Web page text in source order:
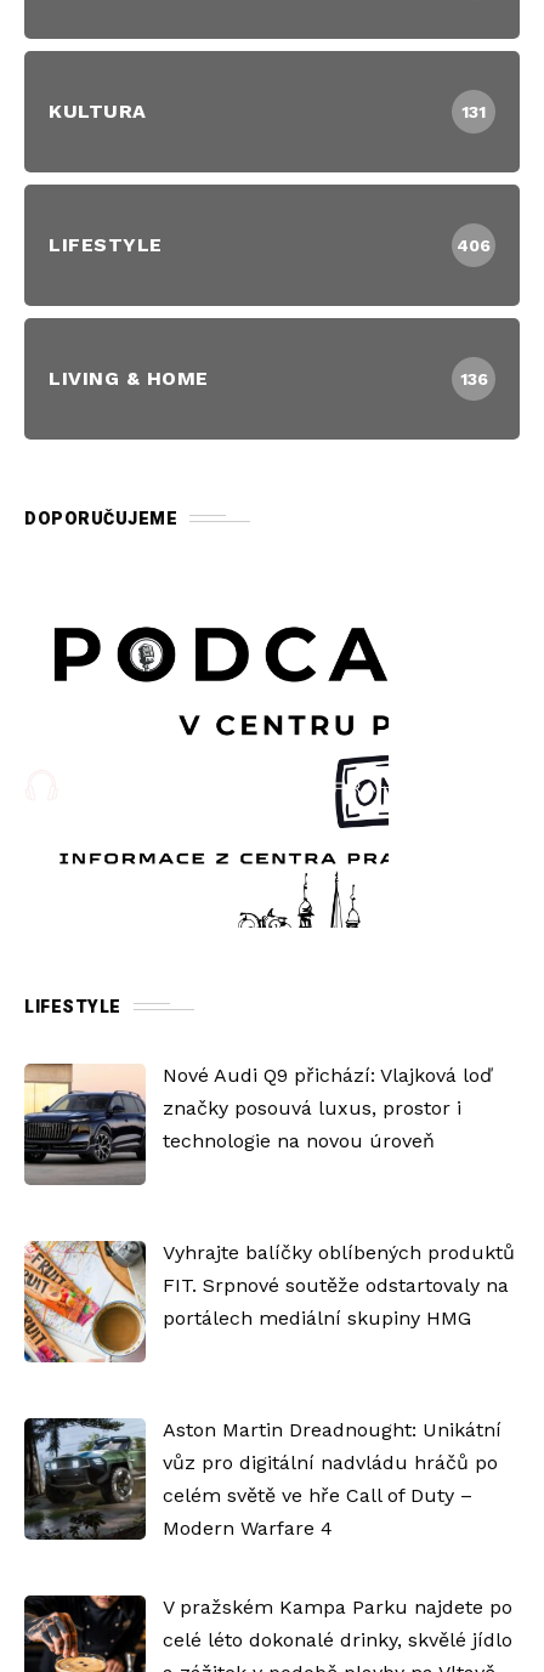
KULTURA 131
LIFESTYLE 406
LIVING & HOME 136
DOPORUČUJEME
LIFESTYLE
Nové Audi Q9 přichází: Vlajková loď
značky posouvá luxus, prostor i
technologie na novou úroveň
Vyhrajte balíčky oblíbených produktů
FIT. Srpnové soutěže odstartovaly na
portálech mediální skupiny HMG
Aston Martin Dreadnought: Unikátní
vůz pro digitální nadvládu hráčů po
celém světě ve hře Call of Duty –
Modern Warfare 4
V pražském Kampa Parku najdete po
celé léto dokonalé drinky, skvělé jídlo